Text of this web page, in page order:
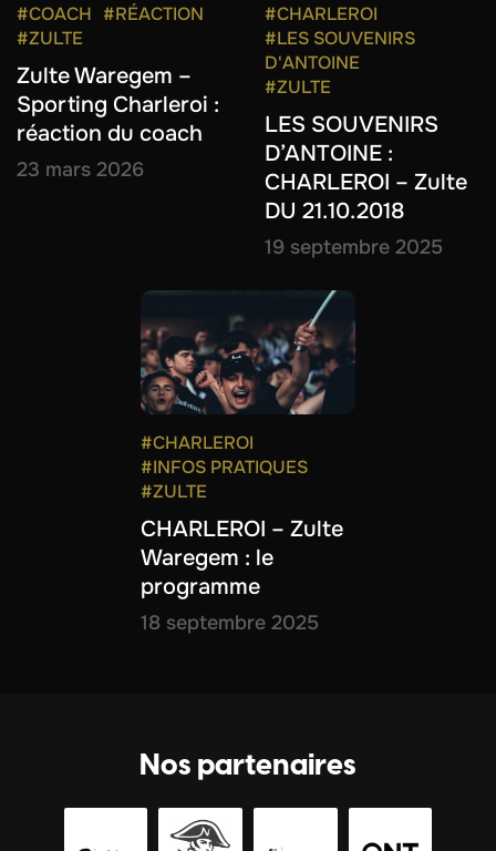
#COACH #RÉACTION
#ZULTE
Zulte Waregem –
Sporting Charleroi :
réaction du coach
23 mars 2026
#CHARLEROI
#LES SOUVENIRS
D'ANTOINE
#ZULTE
LES SOUVENIRS
D’ANTOINE :
CHARLEROI – Zulte
DU 21.10.2018
19 septembre 2025
#CHARLEROI
#INFOS PRATIQUES
#ZULTE
CHARLEROI – Zulte
Waregem : le
programme
18 septembre 2025
Nos partenaires